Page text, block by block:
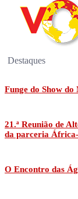
Destaques
Funge do Show
21.ª Reunião de
da parceria
O Encontro das